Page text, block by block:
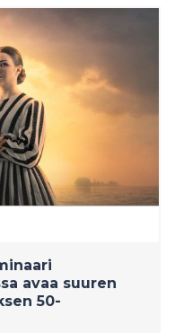
tähtenä nähdään
avaa suuren
50-